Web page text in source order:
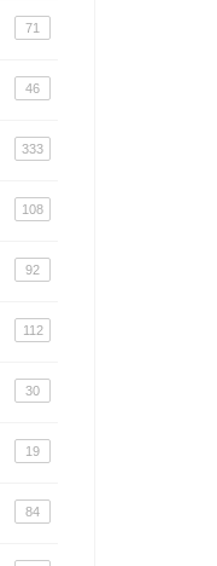
71
46
333
108
92
112
30
19
84